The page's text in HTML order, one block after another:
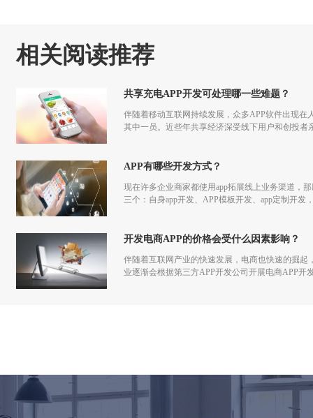
相关阅读推荐
共享充电APP开发可处理哪一些难题？
伴随着移动互联网持续发展，众多APP软件出现
其中一员。近些年共享经济深受线下用户和创投
APP有哪些开发方式？
现在许多企业商家都使用app拓展线上业务渠道，
三个：自身app开发、APP模板开发、app定制开
开发电商APP的价格会受什么因素影响？
伴随着互联网产业的快速发展，电商也快速的掘
业逐渐会根据第三方APP开发公司开展电商APP开